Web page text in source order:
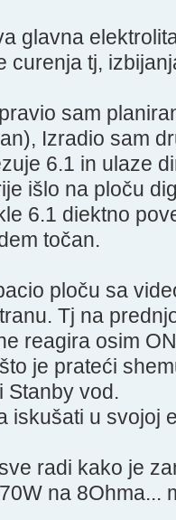
glavna
curenja tj,
sam
Izradio sam
6.1 in ulaze
išlo na ploču
6.1 diektno
točan.
ploču sa
Tj na
reagira osim
je prateći
Stanby vod.
iskušati u svojoj
radi kako je
na 8Ohma...